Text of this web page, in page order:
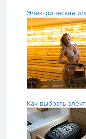
Электрическая
Как выбрать